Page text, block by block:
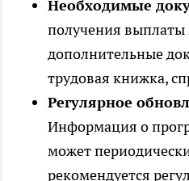
Необходимые
получения выплаты
дополнительные
трудовая книжка,
Регулярное
Информация о
может
рекомендуется